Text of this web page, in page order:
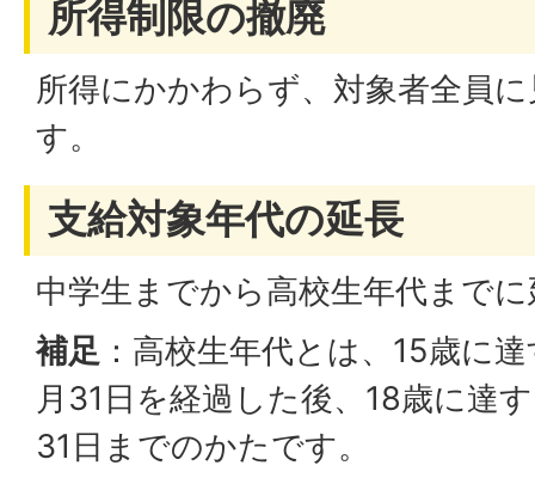
所得制限の撤廃
所得にかかわらず、対象者全員
す。
支給対象年代の延長
中学生までから高校生年代まで
補足 ：高校生年代とは、15歳に
月31日を経過した後、18歳に達
31日までのかたです。